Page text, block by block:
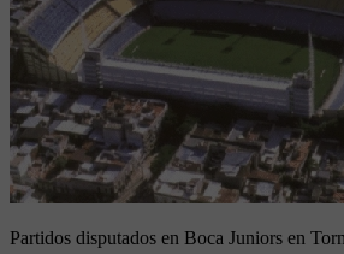
Partidos disputados en Boca Juniors en